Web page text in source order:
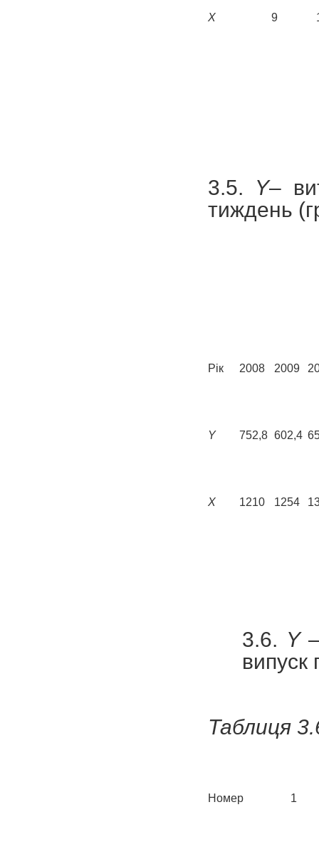
X 9
3.5. Y–
тиждень
Рік 2008 2009
Y 752,8 602,4
X 1210 1254
3.6. Y–
випуск
Таблиця
Номер 1